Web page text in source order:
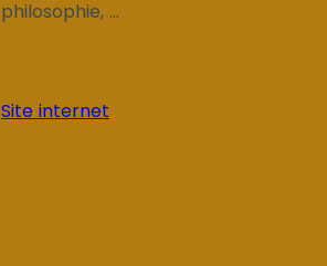
philosophie, ...
Site internet